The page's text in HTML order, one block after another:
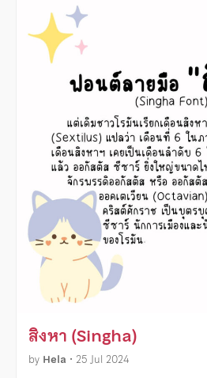
สิงหา (Singha)
by Hela • 25 Jul 2024